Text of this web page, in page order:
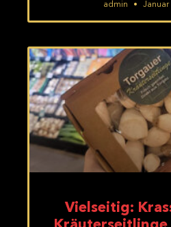
admin Januar
Vielseitig: